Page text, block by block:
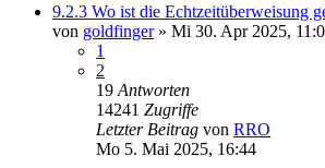
9.2.3 Wo ist die Echtzeitüberweisung
von goldfinger» Mi 30. Apr 2025,
1
2
19 Antworten
14241 Zugriffe
Letzter Beitrag von RRO
Mo 5. Mai 2025, 16:44